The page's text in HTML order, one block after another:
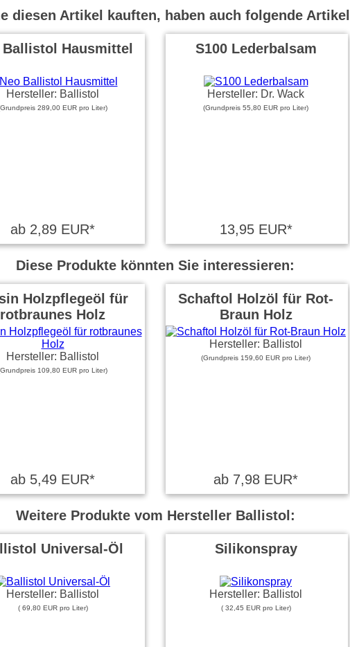
diesen Artikel kauften, haben auch folgende
Ballistol Hausmittel
Hersteller: Ballistol
289,00 EUR pro Liter)
ab 2,89 EUR*
S100 Lederbalsam
Hersteller: Dr. Wack
(Grundpreis 55,80 EUR pro Liter)
13,95 EUR*
Diese Produkte könnten Sie interessieren:
Holzpflegeöl für
rotbraunes Holz
Hersteller: Ballistol
109,80 EUR pro Liter)
ab 5,49 EUR*
Schaftol Holzöl für Rot-
Braun Holz
Hersteller: Ballistol
(Grundpreis 159,60 EUR pro Liter)
ab 7,98 EUR*
Weitere Produkte vom Hersteller Ballistol:
Universal-Öl
Hersteller: Ballistol
( 69,80 EUR pro Liter)
Silikonspray
Hersteller: Ballistol
( 32,45 EUR pro Liter)